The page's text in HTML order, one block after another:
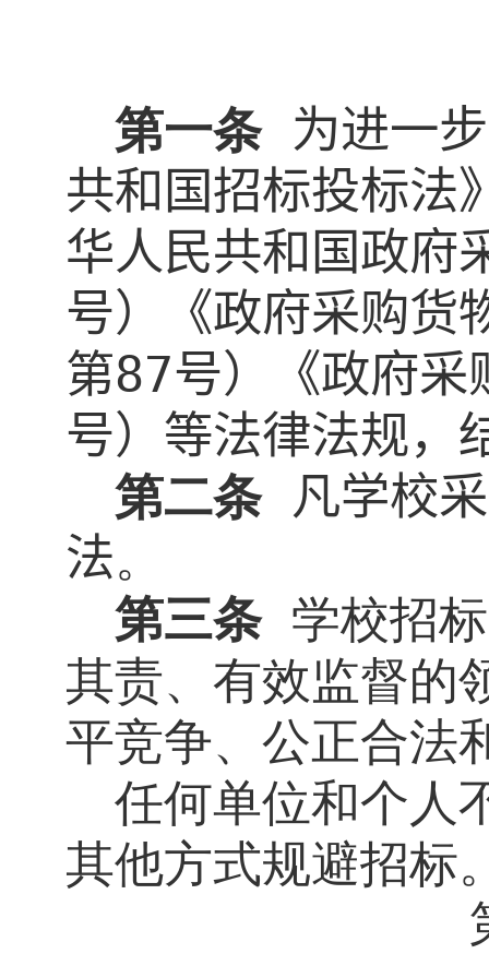
第一条 为进一
共和国招标投标法
华人民共和国政府
号）《政府采购货
第87号）《政府采
号）等法律法规，
第二条 凡学校
法。
第三条 学校招
其责、有效监督的
平竞争、公正合法
任何单位和个人
其他方式规避招标